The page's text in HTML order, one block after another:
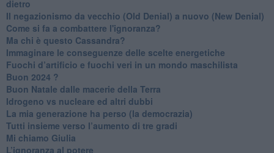
dietro
Il negazionismo da vecchio (Old Denial) a nuovo (New Denial)
Come si fa a combattere l'ignoranza?
Ma chi è questo Cassandra?
Immaginare le conseguenze delle scelte energetiche
​Fuochi d’artificio e fuochi veri in un mondo maschilista
Buon 2024 ?
​Buon Natale dalle macerie della Terra
​Idrogeno vs nucleare ed altri dubbi
​La mia generazione ha perso (la democrazia)
​Tutti insieme verso l’aumento di tre gradi
Mi chiamo Giulia
L’ignoranza al potere